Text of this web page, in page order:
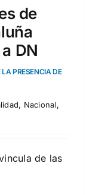
de
DN
PRESENCIA DE
, Nacional,
de las